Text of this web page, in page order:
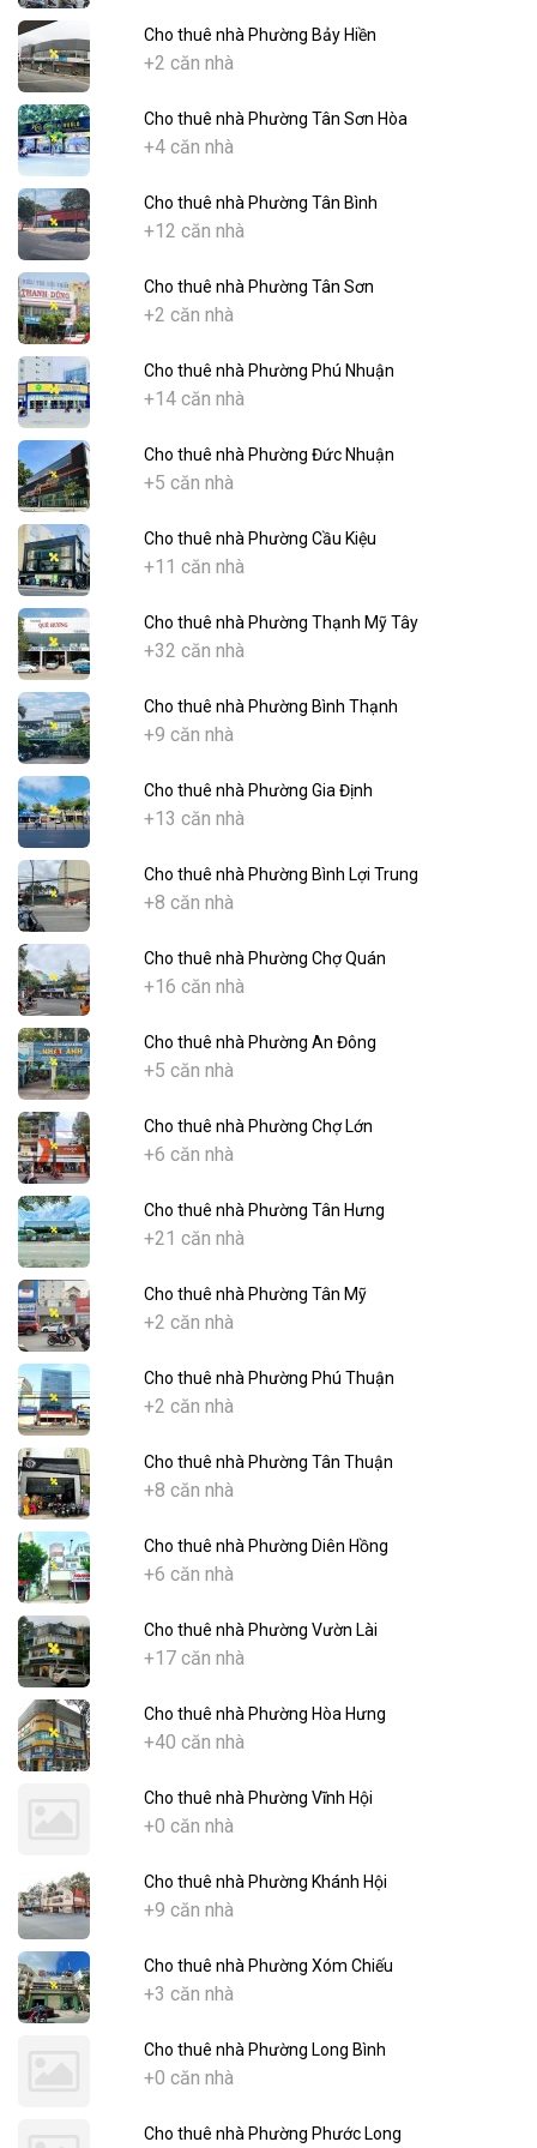
Cho thuê nhà Phường Bảy Hiền
+2 căn nhà
Cho thuê nhà Phường Tân Sơn Hòa
+4 căn nhà
Cho thuê nhà Phường Tân Bình
+12 căn nhà
Cho thuê nhà Phường Tân Sơn
+2 căn nhà
Cho thuê nhà Phường Phú Nhuận
+14 căn nhà
Cho thuê nhà Phường Đức Nhuận
+5 căn nhà
Cho thuê nhà Phường Cầu Kiệu
+11 căn nhà
Cho thuê nhà Phường Thạnh Mỹ Tây
+32 căn nhà
Cho thuê nhà Phường Bình Thạnh
+9 căn nhà
Cho thuê nhà Phường Gia Định
+13 căn nhà
Cho thuê nhà Phường Bình Lợi Trung
+8 căn nhà
Cho thuê nhà Phường Chợ Quán
+16 căn nhà
Cho thuê nhà Phường An Đông
+5 căn nhà
Cho thuê nhà Phường Chợ Lớn
+6 căn nhà
Cho thuê nhà Phường Tân Hưng
+21 căn nhà
Cho thuê nhà Phường Tân Mỹ
+2 căn nhà
Cho thuê nhà Phường Phú Thuận
+2 căn nhà
Cho thuê nhà Phường Tân Thuận
+8 căn nhà
Cho thuê nhà Phường Diên Hồng
+6 căn nhà
Cho thuê nhà Phường Vườn Lài
+17 căn nhà
Cho thuê nhà Phường Hòa Hưng
+40 căn nhà
Cho thuê nhà Phường Vĩnh Hội
+0 căn nhà
Cho thuê nhà Phường Khánh Hội
+9 căn nhà
Cho thuê nhà Phường Xóm Chiếu
+3 căn nhà
Cho thuê nhà Phường Long Bình
+0 căn nhà
Cho thuê nhà Phường Phước Long